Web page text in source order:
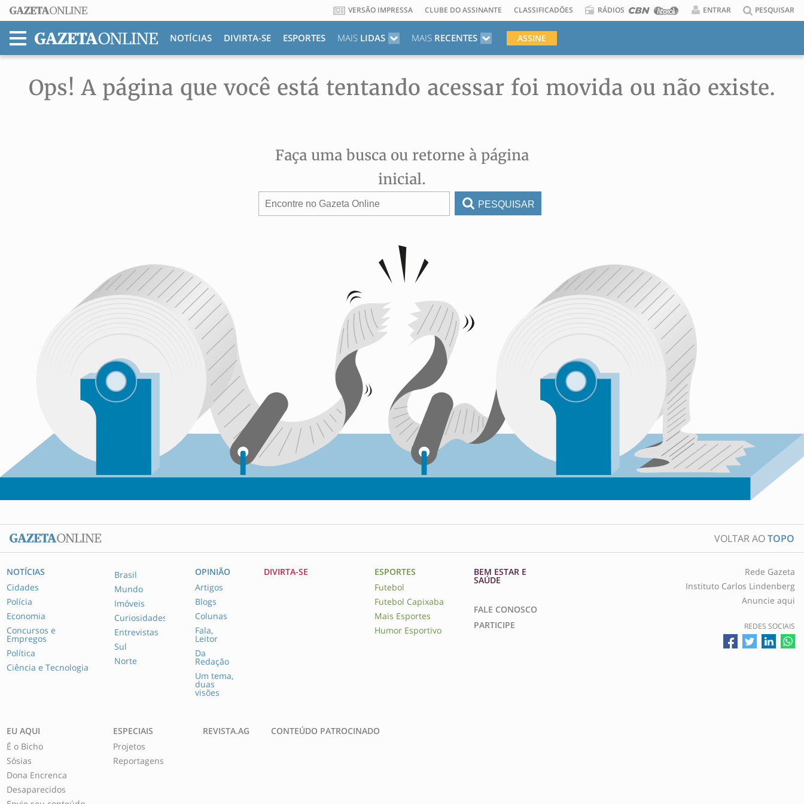
VERSÃO IMPRESSA CLUBE DO ASSINANTE CLASSIFICADÕES RÁDIOS ENTRAR PESQUISAR
MENU
NOTÍCIAS DIVIRTA-SE ESPORTES MAISLIDAS MAISRECENTES ASSINE
Ops! A página que você está tentando acessar foi movida ou não existe.
Faça uma busca ou retorne à página
inicial.
PESQUISAR
VOLTAR AOTOPO
NOTÍCIAS
Cidades
Polícia
Economia
Concursos e
Empregos
Política
Ciência e Tecnologia
Brasil
Mundo
Imóveis
Curiosidades
Entrevistas
Sul
Norte
OPINIÃO
Artigos
Blogs
Colunas
Fala,
Leitor
Da
Redação
Um tema,
duas
visões
DIVIRTA-SE
ESPORTES
Futebol
Futebol Capixaba
Mais Esportes
Humor Esportivo
BEM ESTAR E
SAÚDE
FALE CONOSCO
PARTICIPE
Rede Gazeta
Instituto Carlos Lindenberg
Anuncie aqui
REDES SOCIAIS
EU AQUI
É o Bicho
Sósias
Dona Encrenca
Desaparecidos
ESPECIAIS
Projetos
Reportagens
REVISTA.AG CONTEÚDO PATROCINADO